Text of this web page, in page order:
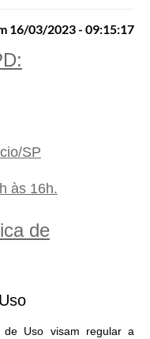
16/03/2023 - 09:15:17
SP
às 16h.
de
de Uso visam regular a